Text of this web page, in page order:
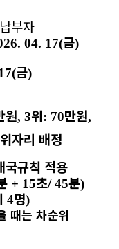
부자
04. 17(금)
금)
원, 3위: 70만원,
위자리 배정
국규칙 적용
+ 15초/ 45분)
4명)
때는 차순위